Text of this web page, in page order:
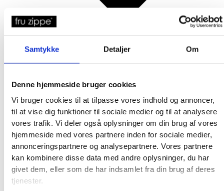
Samtykke Detaljer Om
Denne hjemmeside bruger cookies
Vi bruger cookies til at tilpasse vores indhold og annoncer,
til at vise dig funktioner til sociale medier og til at analysere
vores trafik. Vi deler også oplysninger om din brug af vores
hjemmeside med vores partnere inden for sociale medier,
annonceringspartnere og analysepartnere. Vores partnere
kan kombinere disse data med andre oplysninger, du har
givet dem, eller som de har indsamlet fra din brug af deres
tjenester.
Broderkits
Broderigarn
Broderitilbehør
Strikkeopskrifter og bøger
Istex strikkegarn
Addi Strikketilbehør